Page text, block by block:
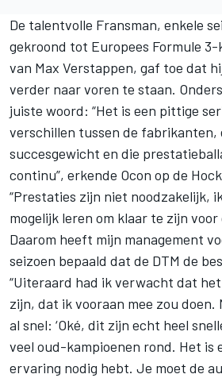
De talentvolle Fransman, enkele
gekroond tot Europees Formule
van Max Verstappen, gaf toe dat
verder naar voren te staan.
juiste woord: “Het is een pittige
verschillen tussen de fabrikanten,
succesgewicht en die
continu”, erkende Ocon op de
“Prestaties zijn niet noodzakelijk,
mogelijk leren om klaar te zijn
Daarom heeft mijn management
seizoen bepaald dat de DTM de
“Uiteraard had ik verwacht dat
zijn, dat ik vooraan mee zou doen.
al snel: ‘Oké, dit zijn echt heel
veel oud-kampioenen rond. Het is
ervaring nodig hebt. Je moet de